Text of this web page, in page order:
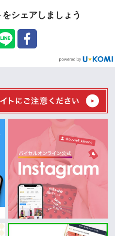
シェアしましょう